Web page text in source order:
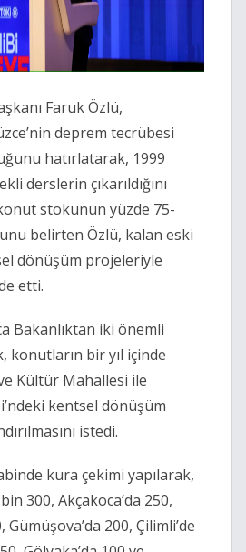
Faruk Özlü,
deprem tecrübesi
hatırlatarak, 1999
derslerin çıkarıldığını
stokunun yüzde 75-
belirten Özlü, kalan eski
dönüşüm projeleriyle
etti.
Bakanlıktan iki önemli
bir yıl içinde
Kültür Mahallesi ile
kentsel dönüşüm
istedi.
kura çekimi yapılarak,
300, Akçakoca’da 250,
Gümüşova’da 200, Çilimli’de